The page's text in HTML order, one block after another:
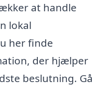
at handle
lokal
her finde
der hjælper
beslutning. Gå